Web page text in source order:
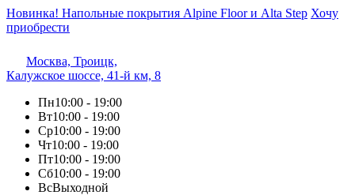
Новинка! Напольные покрытия Alpine Floor и Alta Step Хочу
приобрести
Москва, Троицк,
Калужское шоссе, 41-й км, 8
Пн10:00 - 19:00
Вт10:00 - 19:00
Ср10:00 - 19:00
Чт10:00 - 19:00
Пт10:00 - 19:00
Сб10:00 - 19:00
ВсВыходной